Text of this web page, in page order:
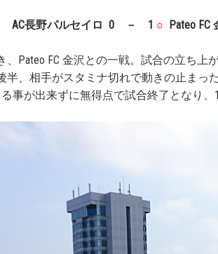
AC長野パルセイロ 0－ 1 ○ Pateo FC
Pateo FC 金沢との一戦。試合の立ち上
半、相手がスタミナ切れで動きの止まっ
事が出来ずに無得点で試合終了となり、